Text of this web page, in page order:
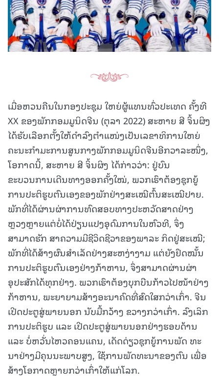
ເມື່ອຫວນຄືນໃນກອງປະຊຸມ ໃຫຍ່ຜູ້ແທນທົ່ວປະເທດ ຄັ້ງທີ
XX ຂອງພັກກອມມູນິດຈີນ (ຕຸລາ 2022) ສະຫາຍ ສີ ຈິ້ນຜິງ
ໄດ້ຮັບເລືອກຕັ້ງໃຫ້ດຳລົງຕຳແໜ່ງເປັນເລຂາທິການໃຫຍ່
ຄະນະກຳມະການສູນກາງພັກກອມມູນິດຈີນອີກວາລະໜຶ່ງ,
ໂອກາດນີ້, ສະຫາຍ ສີ ຈິ້ນຜິງ ໄດ້ກ່າວວ່າ: ຢູ່ບົນ
ຂະບວນການເດີນທາງອອກຄັ້ງໃໝ່, ພວກເຮົາຕ້ອງຊຸກຍູ້
ການປະຕິຮູບຕົນເອງຂອງພັກຢ່າງສະເໝີຕົ້ນສະເໝີປາຍ.
ພັກທີ່ໄດ້ຜ່ານຜ່າການທົດສອບທາງປະຫວັດສາດຢ່າງ
ຫຼວງຫຼາຍແຕ່ບໍ່ໄດ້ປ່ຽນແປງອຸດົມການໃນຫົວທີ, ຈຶ່ງ
ສາມາດຮັກ ສາຄວາມມີຊີວິດຊີວາຂອງພາລະ ກິດຢູ່ສະເໝີ;
ພັກທີ່ໄດ້ສ້າງຜົນສຳເລັດຢ່າງສະຫງ່າງາມ ແຕ່ຍັງຢຶດໝັ້ນ
ການປະຕິຮູບຕົນເອງຢ່າງກ້າຫານ, ຈຶ່ງສາມາດຜ່ານຜ່າ
ອຸປະສັກໄດ້ທຸກຢ່າງ. ພວກເຮົາຕ້ອງບຸກບືນກ້າວໄປໜ້າຢ່າງ
ກ້າຫານ, ພະຍາຍາມສ້າງອະນາຄົດທີ່ສົດໃສກວ່າເກົ່າ. ຈີນ
ເປີດປະຕູສູ່ພາຍນອກ ນັບມື້ກວ້າງ ຂວາງກວ່າເກົ່າ. ລົງເລິກ
ການປະຕິຮູບ ແລະ ເປີດປະຕູສູ່ພາຍນອກຢ່າງຮອບດ້ານ
ແລະ ບໍ່ຫວັ່ນໄຫວຄອນແຄນ, ເດັດດ່ຽວຊຸກຍູ້ການພັດ ທະ
ນາຢ່າງມີຄຸນນະພາບສູງ, ໃຊ້ການພັດທະນາຂອງຕົນ ເພື່ອ
ສ້າງໂອກາດຫຼາຍກວ່າເກົ່າໃຫ້ແກ່ໂລກ.